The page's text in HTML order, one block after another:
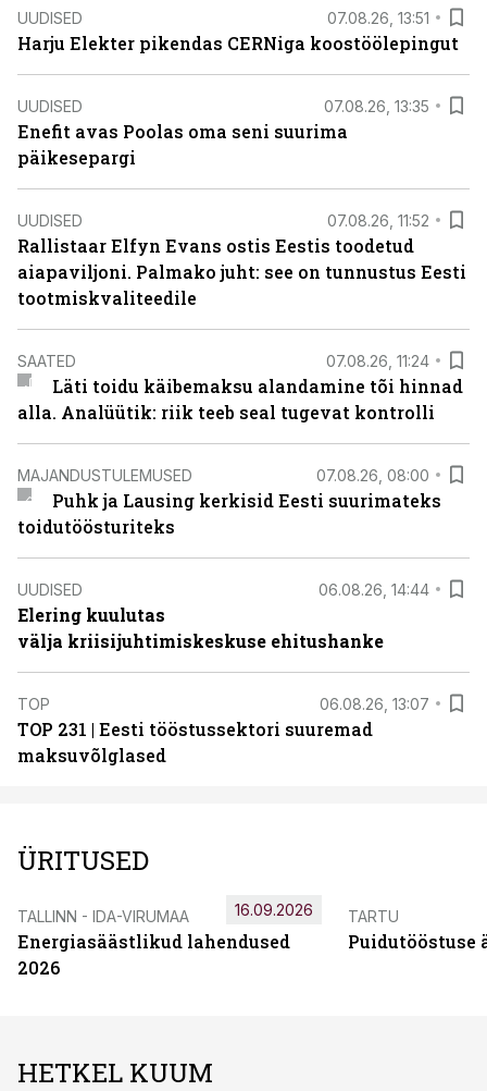
UUDISED 07.08.26, 13:51
Harju Elekter pikendas CERNiga koostöölepingut
UUDISED 07.08.26, 13:35
Enefit avas Poolas oma seni suurima
päikesepargi
UUDISED 07.08.26, 11:52
Rallistaar Elfyn Evans ostis Eestis toodetud
aiapaviljoni. Palmako juht: see on tunnustus Eesti
tootmiskvaliteedile
SAATED 07.08.26, 11:24
Läti toidu käibemaksu alandamine tõi hinnad
alla. Analüütik: riik teeb seal tugevat kontrolli
MAJANDUSTULEMUSED 07.08.26, 08:00
Puhk ja Lausing kerkisid Eesti suurimateks
toidutöösturiteks
UUDISED 06.08.26, 14:44
Elering kuulutas
välja kriisijuhtimiskeskuse ehitushanke
TOP 06.08.26, 13:07
TOP 231 | Eesti tööstussektori suuremad
maksuvõlglased
ÜRITUSED
TALLINN - IDA-VIRUMAA
Energiasäästlikud lahendused
2026
16.09.2026 TARTU
Puidutööstuse
HETKEL KUUM